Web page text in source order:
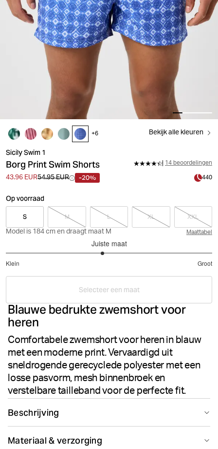
Sicily Swim 1
Bekijk alle kleuren
+6
Borg Print Swim Shorts 14 beoordelingen
43.96 EUR54.95 EUR -20% 440
Op voorraad
S M L XL XXL
Model is 184 cm en draagt maat M Maattabel
Juiste maat
Klein Groot
uit
5
stemmen
Selecteer een maat
Blauwe bedrukte zwemshort voor
heren
Comfortabele zwemshort voor heren in blauw
met een moderne print. Vervaardigd uit
sneldrogende gerecyclede polyester met een
losse pasvorm, mesh binnenbroek en
verstelbare tailleband voor de perfecte fit.
Beschrijving
combineren stijl en functionaliteit voor je dagen aan het
Materiaal & verzorging